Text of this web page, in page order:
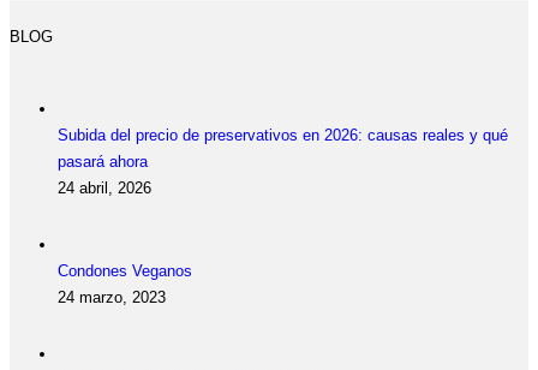
BLOG
Subida del precio de preservativos en 2026: causas reales y qué
pasará ahora
24 abril, 2026
Condones Veganos
24 marzo, 2023